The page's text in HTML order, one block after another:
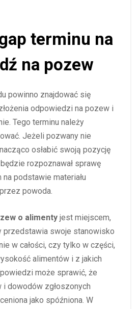
terminu na
na pozew
powinno znajdować się
odpowiedzi na pozew i
Tego terminu należy
Jeżeli pozwany nie
osłabić swoją pozycję
rozpoznawał sprawę
podstawie materiału
powoda.
o alimenty jest miejscem,
przedstawia swoje stanowisko
w całości, czy tylko w części,
alimentów i z jakich
może sprawić, że
i dowodów zgłoszonych
jako spóźniona. W